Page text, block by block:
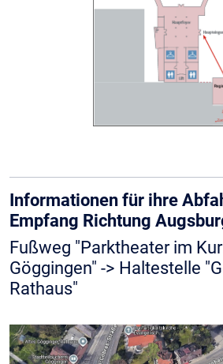
Informationen für ihre
Empfang Richtung
Fußweg "Parktheater im
Göggingen" -> Haltestelle
Rathaus"